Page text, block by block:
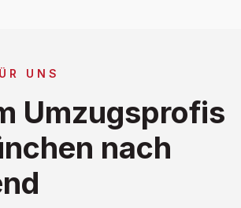
UNS
Umzugsprofis
nach